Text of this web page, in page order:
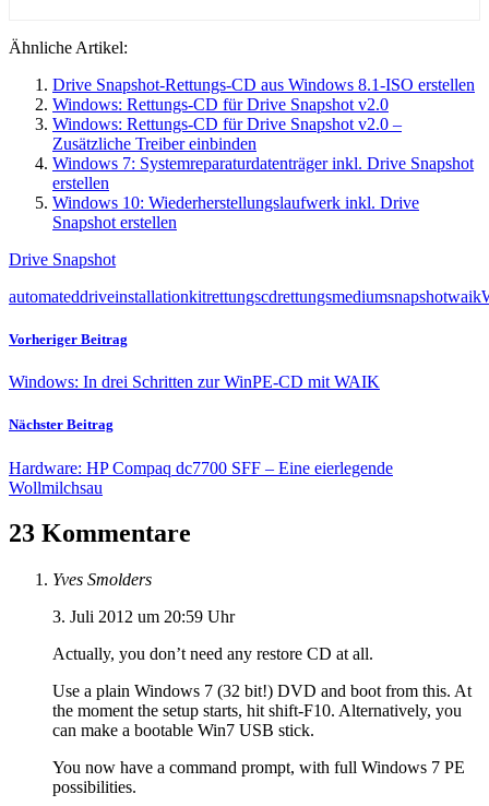
Ähnliche Artikel:
Drive Snapshot-Rettungs-CD aus Windows 8.1-ISO erstellen
Windows: Rettungs-CD für Drive Snapshot v2.0
Windows: Rettungs-CD für Drive Snapshot v2.0 –
Zusätzliche Treiber einbinden
Windows 7: Systemreparaturdatenträger inkl. Drive Snapshot
erstellen
Windows 10: Wiederherstellungslaufwerk inkl. Drive
Snapshot erstellen
Drive Snapshot
automateddriveinstallationkitrettungscdrettungsmediumsnapshotwaik
Vorheriger Beitrag
Windows: In drei Schritten zur WinPE-CD mit WAIK
Nächster Beitrag
Hardware: HP Compaq dc7700 SFF – Eine eierlegende
Wollmilchsau
23 Kommentare
Yves Smolders
3. Juli 2012 um 20:59 Uhr
Actually, you don’t need any restore CD at all.
Use a plain Windows 7 (32 bit!) DVD and boot from this. At
the moment the setup starts, hit shift-F10. Alternatively, you
can make a bootable Win7 USB stick.
You now have a command prompt, with full Windows 7 PE
possibilities.